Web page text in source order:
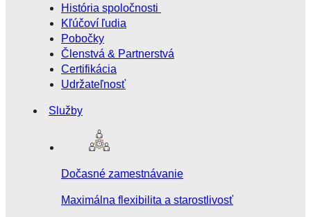
História spoločnosti
Kľúčoví ľudia
Pobočky
Členstvá & Partnerstvá
Certifikácia
Udržateľnosť
Služby
Dočasné zamestnávanie
Maximálna flexibilita a starostlivosť